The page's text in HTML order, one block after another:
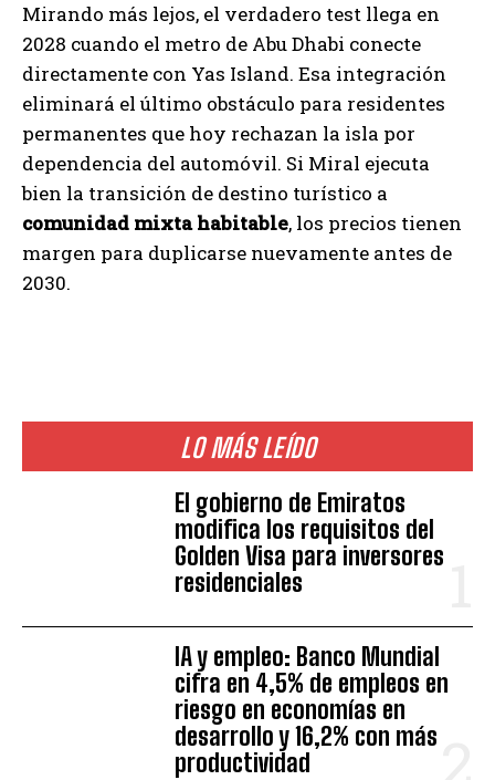
LO MÁS LEÍDO
El gobierno de Emiratos
modifica los requisitos del
Golden Visa para inversores
residenciales
IA y empleo: Banco Mundial
cifra en 4,5% de empleos en
riesgo en economías en
desarrollo y 16,2% con más
productividad
Mirando más lejos, el verdadero test llega en
2028 cuando el metro de Abu Dhabi conecte
directamente con Yas Island. Esa integración
eliminará el último obstáculo para residentes
permanentes que hoy rechazan la isla por
dependencia del automóvil. Si Miral ejecuta
bien la transición de destino turístico a
comunidad mixta habitable, los precios tienen
margen para duplicarse nuevamente antes de
2030.